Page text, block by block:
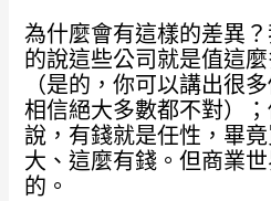
為什麼會有這樣的差異
的說這些公司就是值這
（是的，你可以講出很
相信絕大多數都不對）
說，有錢就是任性，畢
大、這麼有錢。但商業
的。